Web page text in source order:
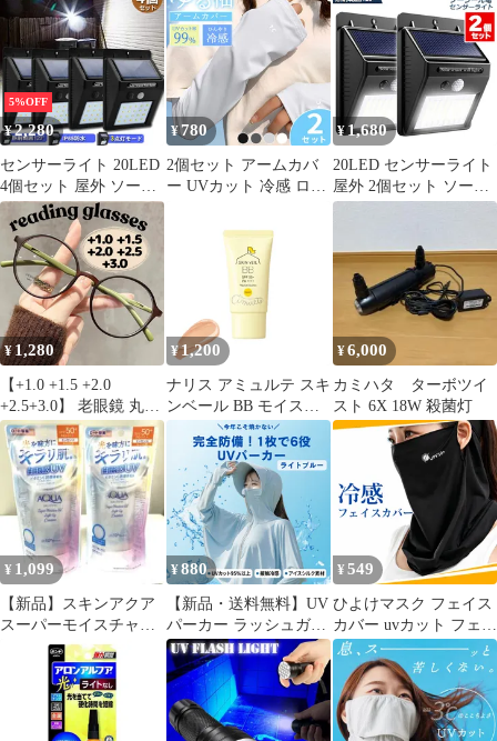
イトカット 眼鏡 めがね
大きめフレーム 黒縁 ク
リア 2色展開 韓国風 お
しゃれ 小顔効果 PCメ
ガネ UVカット 軽量 男
女兼用
紫外線 蓄光蛍光反応
395-400nm ペット尿確
認 鉱物鑑定 釣り ネイ
ル 単四電池 硬化 アル
ミ 合金
5%OFF
¥2,280
センサーライト 20LED
4個セット 屋外 ソーラ
ーライト 3つ知能モー
ド 高輝度 防犯 人感 防
水 屋外照明 120°照明範
囲 防犯ライト 夜間自動
点灯 太陽光発電 庭 玄
関 駐車場 通路 ガーデ
ンライト 大活躍
¥780
2個セット アームカバ
ー UVカット 冷感 ロン
焼け対策 袖 腕 ゆった
り カバー 予防 防止 カ
バー アームスリーブ 伸
縮性 クール ひんやり
運転 UV メンズ レディ
ース ブラック 黒 グレ
ー ライトグレー ホワイ
ト 白
¥1,680
20LED センサーライト
屋外 2個セット ソーラ
ーライト 高輝度 防犯
120°照明範囲 夜間自動
点灯 太陽光発電 庭 玄
関 駐車場 通路 ガーデ
ン LEDライト ガーデン
ライト 人感センサー セ
キュリテ
¥1,280
【+1.0 +1.5 +2.0
+2.5+3.0】 老眼鏡 丸メ
ガネメンズレディース
ブルーライトカットシ
ニア リーディンググラ
ス ブラウ レトロ おし
ゃれ ブラウン 抹茶 茶
色 男性女性 丸い 丸型
伊達 軽量 ラウンド ボ
ストン 405060代 小顔効
果
¥1,200
ナリス アミュルテ スキ
ンベール BB モイスト
01 ライトベージュ 30g
化粧下地 日焼け止め フ
ァンデーション ノンケ
ミカル 紫外線吸収剤不
使用
¥6,000
カミハタ ターボツイ
スト 6X 18W 殺菌灯
¥ 1,099
【新品】スキンアクア
スーパーモイスチャー
UV ライトアップエッ
センス 2個
¥880
【新品・送料無料】UV
パーカー ラッシュガー
ド 【ライトブルー 】レ
ディース 接触冷感 UV
カット 95%以上 アイス
シルク 日焼け防止 1枚
で6役 フェイスガード
¥ 549
ひよけマスク フェイス
カバー uvカット フェイ
スマスク 夏用 接触冷感
ネックカバー 耳掛け式
日焼け対策 屋外作業・
運転用（ブラック）